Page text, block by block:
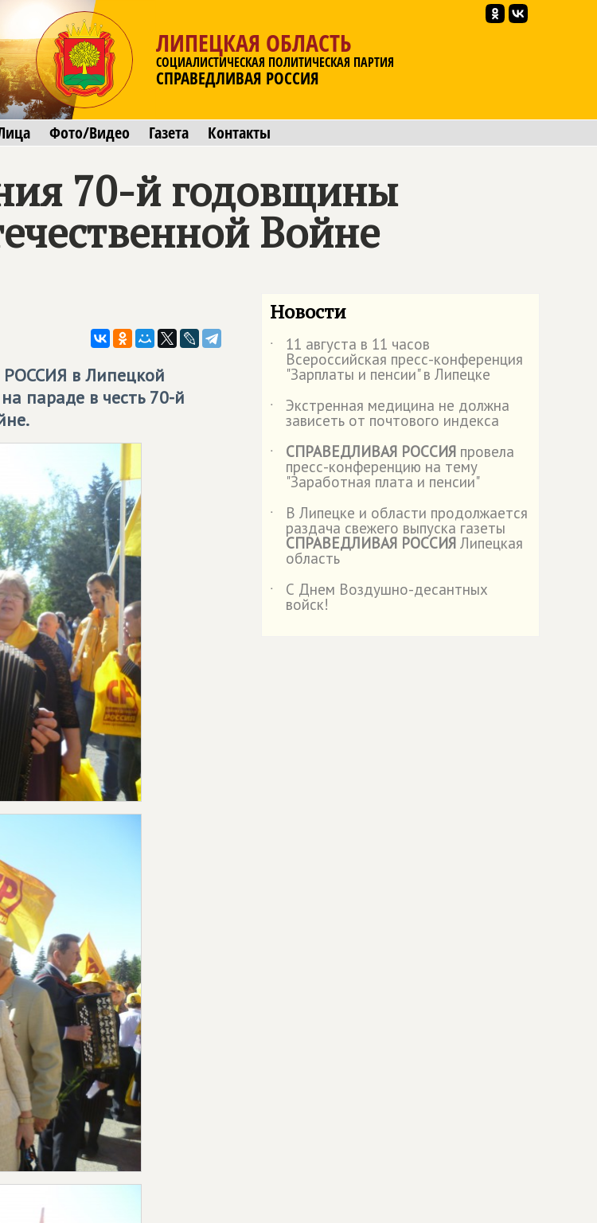
ЛИПЕЦКАЯ ОБЛАСТЬ
СОЦИАЛИСТИЧЕСКАЯ ПОЛИТИЧЕСКАЯ ПАРТИЯ
СПРАВЕДЛИВАЯ РОССИЯ
Фото/Видео Газета Контакты
70-й годовщины
Войне
в Липецкой
параде в честь 70-й
Новости
˙ 11 августа в 11 часов
Всероссийская пресс-конференция
"Зарплаты и пенсии" в Липецке
˙
Экстренная медицина не должна
зависеть от почтового индекса
˙
СПРАВЕДЛИВАЯ РОССИЯ провела
пресс-конференцию на тему
"Заработная плата и пенсии"
˙
В Липецке и области продолжается
раздача свежего выпуска газеты
СПРАВЕДЛИВАЯ РОССИЯ Липецкая
область
˙
С Днем Воздушно-десантных
войск!